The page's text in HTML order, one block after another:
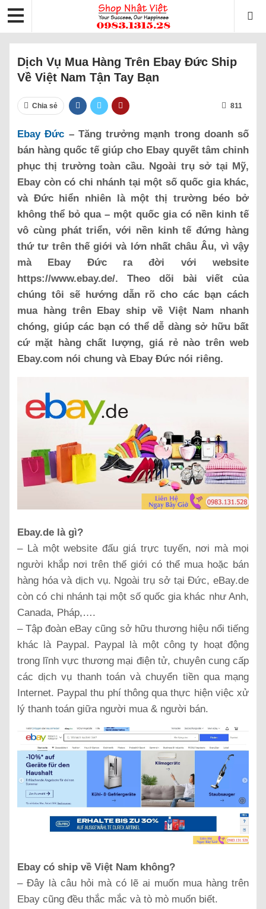
Dịch Vụ Mua Hàng Trên Ebay Đức Ship
Về Việt Nam Tận Tay Bạn
Chia sẻ 811
Ebay Đức – Tăng trưởng mạnh trong doanh số
bán hàng quốc tế giúp cho Ebay quyết tâm chinh
phục thị trường toàn cầu. Ngoài trụ sở tại Mỹ,
Ebay còn có chi nhánh tại một số quốc gia khác,
và Đức hiển nhiên là một thị trường béo bở
không thể bỏ qua – một quốc gia có nền kinh tế
vô cùng phát triển, với nền kinh tế đứng hàng
thứ tư trên thế giới và lớn nhất châu Âu, vì vậy
mà Ebay Đức ra đời với website
https://www.ebay.de/. Theo dõi bài viết của
chúng tôi sẽ hướng dẫn rõ cho các bạn cách
mua hàng trên Ebay ship về Việt Nam nhanh
chóng, giúp các bạn có thể dễ dàng sở hữu bất
cứ mặt hàng chất lượng, giá rẻ nào trên web
Ebay.com nói chung và Ebay Đức nói riêng.
Ebay.de là gì?
– Là một website đấu giá trực tuyến, nơi mà mọi
người khắp nơi trên thế giới có thể mua hoặc bán
hàng hóa và dịch vụ. Ngoài trụ sở tại Đức, eBay.de
còn có chi nhánh tại một số quốc gia khác như Anh,
Canada, Pháp,….
– Tập đoàn eBay cũng sở hữu thương hiệu nổi tiếng
khác là Paypal. Paypal là một công ty hoạt động
trong lĩnh vực thương mại điện tử, chuyên cung cấp
các dịch vụ thanh toán và chuyển tiền qua mạng
Internet. Paypal thu phí thông qua thực hiện việc xử
lý thanh toán giữa người mua & người bán.
Ebay có ship về Việt Nam không?
– Đây là câu hỏi mà có lẽ ai muốn mua hàng trên
Ebay cũng đều thắc mắc và tò mò muốn biết.